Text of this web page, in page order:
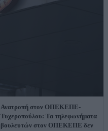
Ανατροπή στον ΟΠΕΚΕΠΕ-
Τυχεροπούλου: Τα τηλεφωνήματα
βουλευτών στον ΟΠΕΚΕΠΕ δεν